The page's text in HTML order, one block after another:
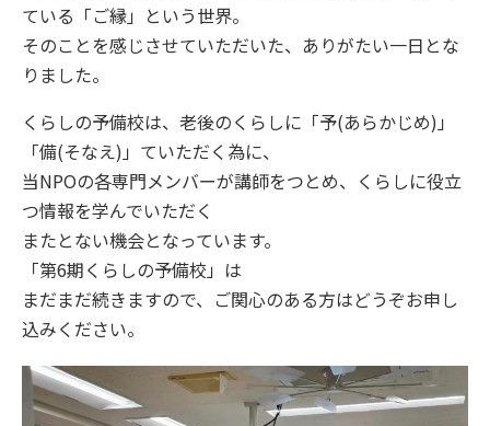
ている「ご縁」という世界。
そのことを感じさせていただいた、ありがたい一日とな
りました。
くらしの予備校は、老後のくらしに「予(あらかじめ)」
「備(そなえ)」ていただく為に、
当NPOの各専門メンバーが講師をつとめ、くらしに役立
つ情報を学んでいただく
またとない機会となっています。
「第6期くらしの予備校」は
まだまだ続きますので、ご関心のある方はどうぞお申し
込みください。